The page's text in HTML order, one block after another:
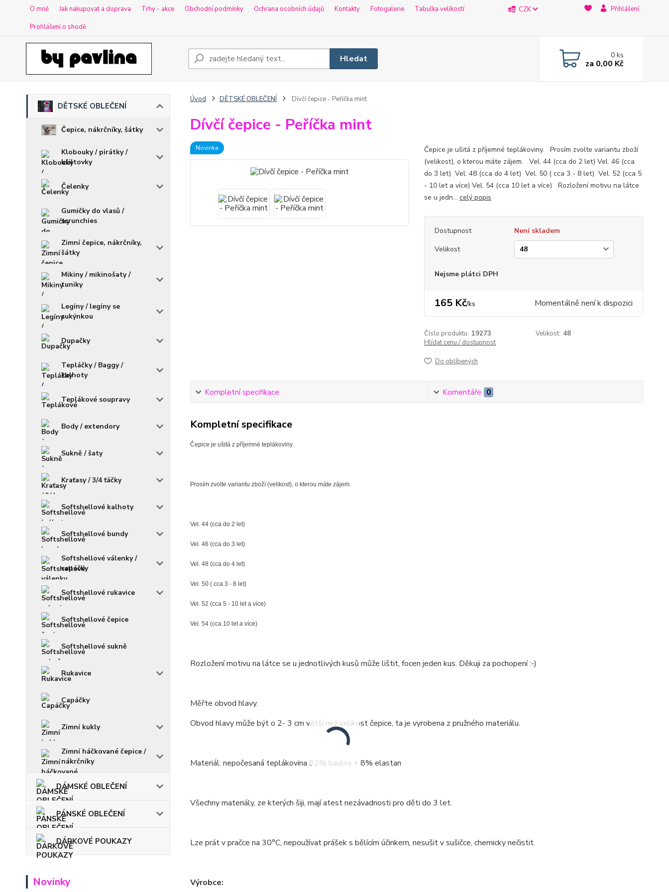
O mně Jak nakupovat a doprava Trhy - akce Obchodní podmínky Ochrana osobních údajů Kontakty Fotogalerie
Tabulka velikostí
Prohlášení o shodě
CZK Přihlášení
Hledat 0ks
za 0,00 Kč
DĚTSKÉ OBLEČENÍ
Čepice, nákrčníky, šátky
Klobouky / pirátky /
kšiltovky
Čelenky
Gumičky do vlasů /
scrunchies
Zimní čepice, nákrčníky,
šátky
Mikiny / mikinošaty /
tuniky
Legíny / legíny se
sukýnkou
Dupačky
Tepláčky / Baggy /
kalhoty
Teplákové soupravy
Body / extendory
Sukně / šaty
Kraťasy / 3/4 ťáčky
Softshellové kalhoty
Softshellové bundy
Softshellové válenky /
capáčky
Softshellové rukavice
Softshellové čepice
Softshellové sukně
Rukavice
Capáčky
Zimní kukly
Zimní háčkované čepice /
nákrčníky
DÁMSKÉ OBLEČENÍ
PÁNSKÉ OBLEČENÍ
DÁRKOVÉ POUKAZY
Novinky
Úvod DĚTSKÉ OBLEČENÍ Dívčí čepice - Peříčka mint
Dívčí čepice - Peříčka mint
Novinka
Čepice je ušitá z příjemné teplákoviny. Prosím zvolte variantu zboží
(velikost), o kterou máte zájem. Vel. 44 (cca do 2 let) Vel. 46 (cca
do 3 let) Vel. 48 (cca do 4 let) Vel. 50 ( cca 3 - 8 let) Vel. 52 (cca 5
- 10 let a více) Vel. 54 (cca 10 let a více) Rozložení motivu na látce
se u jedn... celý popis
Dostupnost
Není skladem
Velikost
Nejsme plátci DPH
165 Kč/ks Momentálně není k dispozici
Číslo produktu: 19273 Velikost: 48
Hlídat cenu / dostupnost
Do oblíbených
Kompletní specifikace Komentáře 0
Kompletní specifikace
Čepice je ušitá z příjemné teplákoviny.
Prosím zvolte variantu zboží (velikost), o kterou máte zájem.
Vel. 44 (cca do 2 let)
Vel. 46 (cca do 3 let)
Vel. 48 (cca do 4 let)
Vel. 50 ( cca 3 - 8 let)
Vel. 52 (cca 5 - 10 let a více)
Vel. 54 (cca 10 let a více)
Rozložení motivu na látce se u jednotlivých kusů může lištit, focen jeden kus. Děkuji za pochopení :-)
Měřte obvod hlavy.
Obvod hlavy může být o 2- 3 cm větší než velikost čepice, ta je vyrobena z pružného materiálu.
Materiál: nepočesaná teplákovina 92% bavlna + 8% elastan
Všechny materiály, ze kterých šiji, mají atest nezávadnosti pro děti do 3 let.
Lze prát v pračce na 30°C, nepoužívat prášek s bělícím účinkem, nesušit v sušičce, chemicky nečistit.
Výrobce: